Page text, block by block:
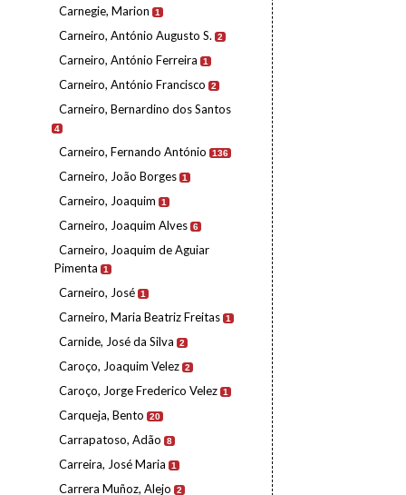
Carnegie, Marion 1
Carneiro, António Augusto S. 2
Carneiro, António Ferreira 1
Carneiro, António Francisco 2
Carneiro, Bernardino dos Santos
4
Carneiro, Fernando António 136
Carneiro, João Borges 1
Carneiro, Joaquim 1
Carneiro, Joaquim Alves 6
Carneiro, Joaquim de Aguiar
Pimenta
1
Carneiro, José 1
Carneiro, Maria Beatriz Freitas 1
Carnide, José da Silva 2
Caroço, Joaquim Velez 2
Caroço, Jorge Frederico Velez 1
Carqueja, Bento 20
Carrapatoso, Adão 8
Carreira, José Maria 1
Carrera Muñoz, Alejo 2